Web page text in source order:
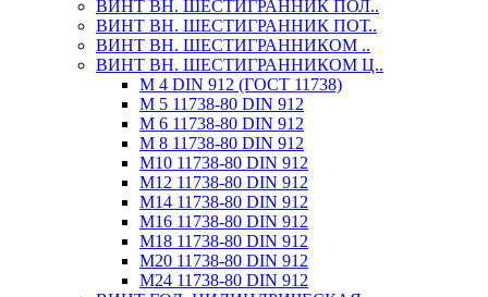
ВИНТ ВН. ШЕСТИГРАННИК ПОЛ..
ВИНТ ВН. ШЕСТИГРАННИК ПОТ..
ВИНТ ВН. ШЕСТИГРАННИКОМ ..
ВИНТ ВН. ШЕСТИГРАННИКОМ Ц..
М 4 DIN 912 (ГОСТ 11738)
М 5 11738-80 DIN 912
М 6 11738-80 DIN 912
М 8 11738-80 DIN 912
М10 11738-80 DIN 912
М12 11738-80 DIN 912
М14 11738-80 DIN 912
М16 11738-80 DIN 912
М18 11738-80 DIN 912
М20 11738-80 DIN 912
М24 11738-80 DIN 912